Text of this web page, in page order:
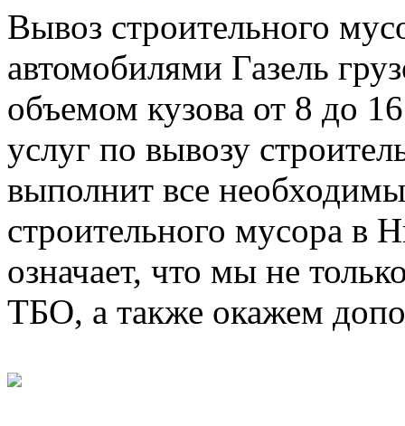
Вывоз строительного
автомобилями Газель
объемом кузова от 8 до
услуг по вывозу
выполнит все
строительного мусора в
означает, что мы не
ТБО, а также окажем